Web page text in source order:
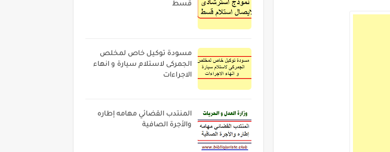
قسط
مسودة توكيل خاص لمخلص
الجمركى لاستلام سيارة و انهاء
الاجراءات
المنتدب القضائي مهامه إطاره
والأجرة الصافية